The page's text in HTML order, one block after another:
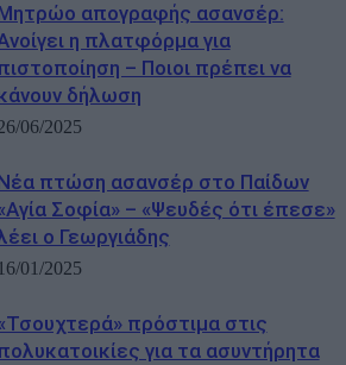
απογραφής ασανσέρ:
η πλατφόρμα για
– Ποιοι πρέπει να
δήλωση
06/2025
πτώση ασανσέρ στο Παίδων
Σοφία» – «Ψευδές ότι έπεσε»
ο Γεωργιάδης
16/01/2025
πρόστιμα στις
για τα ασυντήρητα